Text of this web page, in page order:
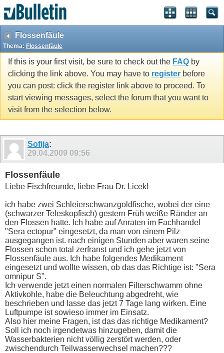
Flossenfäule
Thema: Flossenfäule
If this is your first visit, be sure to check out the FAQ by
clicking the link above. You may have to register before
you can post: click the register link above to proceed. To
start viewing messages, select the forum that you want to
visit from the selection below.
Sofija:
29.04.2009 09:56
Flossenfäule
Liebe Fischfreunde, liebe Frau Dr. Licek!
ich habe zwei Schleierschwanzgoldfische, wobei der eine
(schwarzer Teleskopfisch) gestern Früh weiße Ränder an
den Flossen hatte. Ich habe auf Anraten im Fachhandel
"Sera ectopur" eingesetzt, da man von einem Pilz
ausgegangen ist. nach einigen Stunden aber waren seine
Flossen schon total zerfranst und ich gehe jetzt von
Flossenfäule aus. Ich habe folgendes Medikament
eingesetzt und wollte wissen, ob das das Richtige ist: "Sera
omnipur S".
Ich verwende jetzt einen normalen Filterschwamm ohne
Aktivkohle, habe die Beleuchtung abgedreht, wie
beschrieben und lasse das jetzt 7 Tage lang wirken. Eine
Luftpumpe ist sowieso immer im Einsatz.
Also hier meine Fragen, ist das das richtige Medikament?
Soll ich noch irgendetwas hinzugeben, damit die
Wasserbakterien nicht völlig zerstört werden, oder
zwischendurch Teilwasserwechsel machen???